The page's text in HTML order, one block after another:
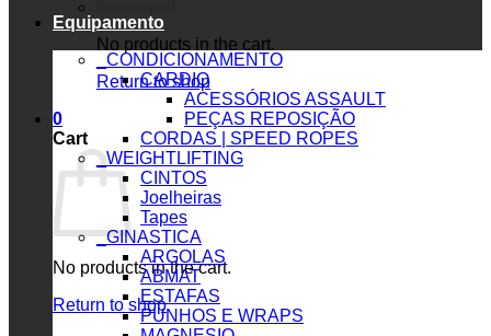
No products in the cart.
Return to shop
0
Cart
No products in the cart.
Return to shop
Equipamento
_CONDICIONAMENTO
CARDIO
ACESSÓRIOS ASSAULT
PEÇAS REPOSIÇÃO
CORDAS | SPEED ROPES
_WEIGHTLIFTING
CINTOS
Joelheiras
Tapes
_GINASTICA
ARGOLAS
ABMAT
ESTAFAS
PUNHOS E WRAPS